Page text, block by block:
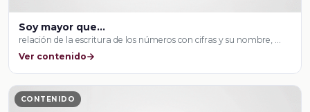
Soy mayor que...
relación de la escritura de los números con cifras y su nombre, …
Ver contenido
CONTENIDO